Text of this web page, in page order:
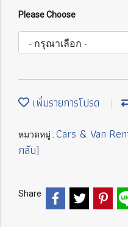
Please Choose
เพิ่มรายการโปรด
หมวดหมู่ : Cars & Van
กลับ)
Share